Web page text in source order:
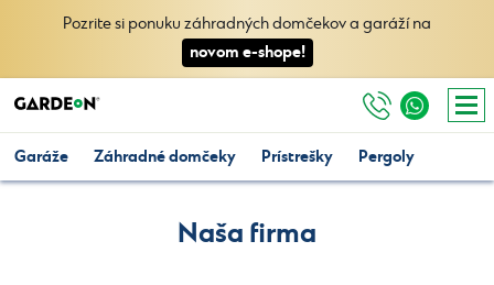
Pozrite si ponuku záhradných domčekov a garáží na
novom e-shope!
Garáže Záhradné domčeky Prístrešky Pergoly
Naša firma